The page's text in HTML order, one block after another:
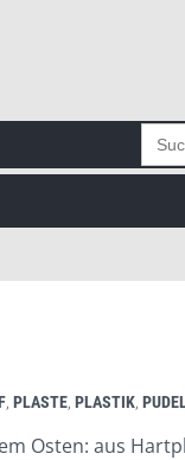
for:
, PLASTE, PLASTIK,
Osten: aus